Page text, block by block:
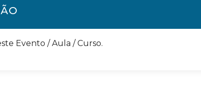
Evento / Aula / Curso.